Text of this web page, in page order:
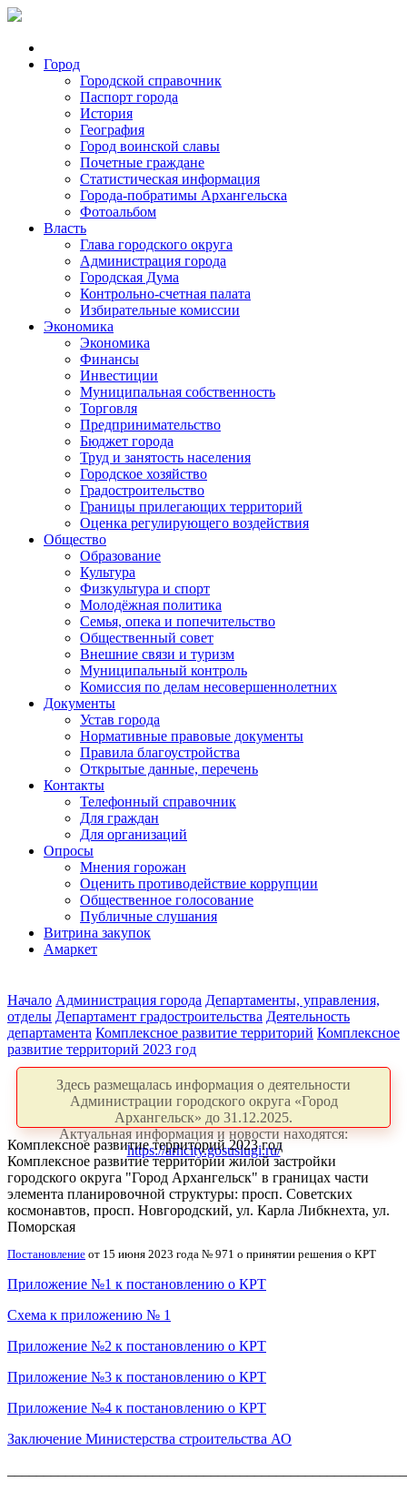
Город
Городской справочник
Паспорт города
История
География
Город воинской славы
Почетные граждане
Статистическая информация
Города-побратимы Архангельска
Фотоальбом
Власть
Глава городского округа
Администрация города
Городская Дума
Контрольно-счетная палата
Избирательные комиссии
Экономика
Экономика
Финансы
Инвестиции
Муниципальная собственность
Торговля
Предпринимательство
Бюджет города
Труд и занятость населения
Городское хозяйство
Градостроительство
Границы прилегающих территорий
Оценка регулирующего воздействия
Общество
Образование
Культура
Физкультура и спорт
Молодёжная политика
Семья, опека и попечительство
Общественный совет
Внешние связи и туризм
Муниципальный контроль
Комиссия по делам несовершеннолетних
Документы
Устав города
Нормативные правовые документы
Правила благоустройства
Открытые данные, перечень
Контакты
Телефонный справочник
Для граждан
Для организаций
Опросы
Мнения горожан
Оценить противодействие коррупции
Общественное голосование
Публичные слушания
Витрина закупок
Амаркет
Начало Администрация города Департаменты, управления,
отделы Департамент градостроительства Деятельность
департамента Комплексное развитие территорий Комплексное
развитие территорий 2023 год
Здесь размещалась информация о деятельности
Администрации городского округа «Город
Архангельск» до 31.12.2025.
Актуальная информация и новости находятся:
https://arhcity.gosuslugi.ru/
Комплексное развитие территорий 2023 год
Комплексное развитие территории жилой застройки
городского округа "Город Архангельск" в границах части
элемента планировочной структуры: просп. Советских
космонавтов, просп. Новгородский, ул. Карла Либкнехта, ул.
Поморская
Постановление от 15 июня 2023 года № 971 о принятии решения о КРТ
Приложение №1 к постановлению о КРТ
Схема к приложению № 1
Приложение №2 к постановлению о КРТ
Приложение №3 к постановлению о КРТ
Приложение №4 к постановлению о КРТ
Заключение Министерства строительства АО